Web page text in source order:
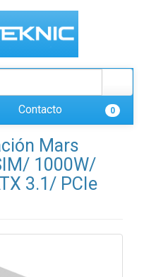
Contacto 0
Mars
1000W/
3.1/ PCIe